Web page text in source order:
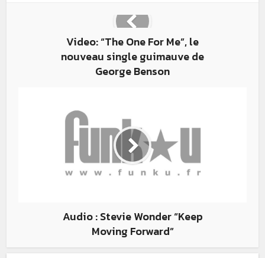
Video: “The One For Me”, le
nouveau single guimauve de
George Benson
Audio : Stevie Wonder “Keep
Moving Forward”